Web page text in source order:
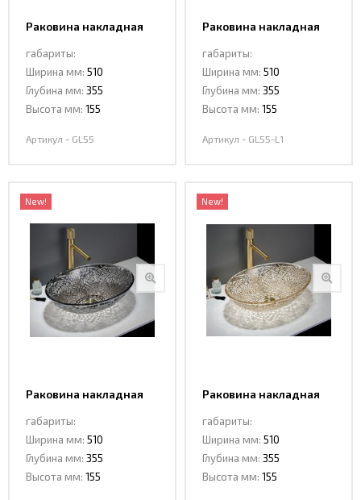
Раковина накладная
габариты:
Ширина мм: 510
Глубина мм: 355
Высота мм: 155
Артикул - GL55
Раковина накладная
габариты:
Ширина мм: 510
Глубина мм: 355
Высота мм: 155
Артикул - GL55-L1
New!
Раковина накладная
габариты:
Ширина мм: 510
Глубина мм: 355
Высота мм: 155
New!
Раковина накладная
габариты:
Ширина мм: 510
Глубина мм: 355
Высота мм: 155